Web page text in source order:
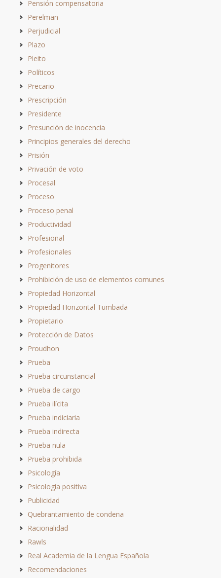
Pensión compensatoria
Perelman
Perjudicial
Plazo
Pleito
Políticos
Precario
Prescripción
Presidente
Presunción de inocencia
Principios generales del derecho
Prisión
Privación de voto
Procesal
Proceso
Proceso penal
Productividad
Profesional
Profesionales
Progenitores
Prohibición de uso de elementos comunes
Propiedad Horizontal
Propiedad Horizontal Tumbada
Propietario
Protección de Datos
Proudhon
Prueba
Prueba circunstancial
Prueba de cargo
Prueba ilícita
Prueba indiciaria
Prueba indirecta
Prueba nula
Prueba prohibida
Psicología
Psicología positiva
Publicidad
Quebrantamiento de condena
Racionalidad
Rawls
Real Academia de la Lengua Española
Recomendaciones